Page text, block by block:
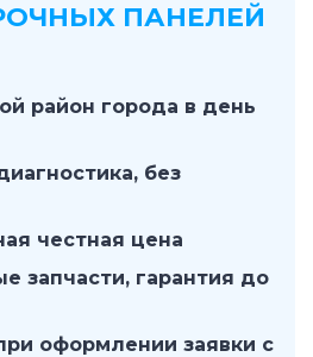
ПАНЕЛЕЙ
район города в день
без
честная цена
запчасти, гарантия до
оформлении заявки с